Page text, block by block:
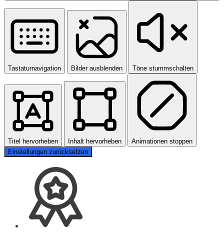
Tastaturnavigation Bilder ausblenden Töne stummschalten
Titel hervorheben Inhalt hervorheben
Animationen stoppen
Einstellungen zurücksetzen